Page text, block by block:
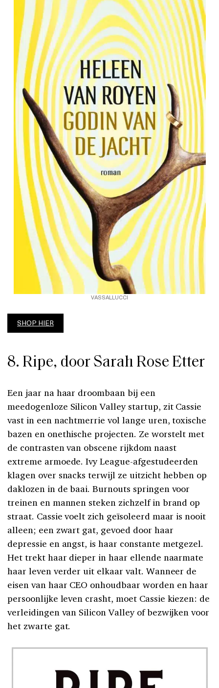
VASSALLUCCI
SHOP HIER
8. Ripe, door Sarah Rose Etter
Een jaar na haar droombaan bij een
meedogenloze Silicon Valley startup, zit Cassie
vast in een nachtmerrie vol lange uren, toxische
bazen en onethische projecten. Ze worstelt met
de contrasten van obscene rijkdom naast
extreme armoede. Ivy League-afgestudeerden
klagen over snacks terwijl ze uitzicht hebben op
daklozen in de baai. Burnouts springen voor
treinen en mannen steken zichzelf in brand op
straat. Cassie voelt zich geïsoleerd maar is nooit
alleen; een zwart gat, gevoed door haar
depressie en angst, is haar constante metgezel.
Het trekt haar dieper in haar ellende naarmate
haar leven verder uit elkaar valt. Wanneer de
eisen van haar CEO onhoudbaar worden en haar
persoonlijke leven crasht, moet Cassie kiezen: de
verleidingen van Silicon Valley of bezwijken voor
het zwarte gat.